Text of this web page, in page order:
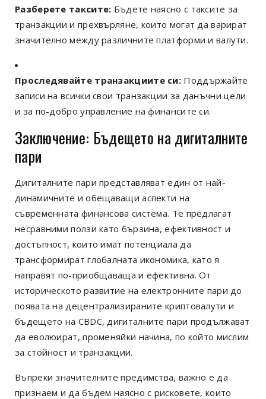
Разберете таксите: Бъдете наясно с таксите за
транзакции и прехвърляне, които могат да варират
значително между различните платформи и валути.
Проследявайте транзакциите си: Поддържайте
записи на всички свои транзакции за данъчни цели
и за по-добро управление на финансите си.
Заключение: Бъдещето на дигиталните
пари
Дигиталните пари представляват един от най-
динамичните и обещаващи аспекти на
съвременната финансова система. Те предлагат
несравними ползи като бързина, ефективност и
достъпност, които имат потенциала да
трансформират глобалната икономика, като я
направят по-приобщаваща и ефективна. От
историческото развитие на електронните пари до
появата на децентрализираните криптовалути и
бъдещето на CBDC, дигиталните пари продължават
да еволюират, променяйки начина, по който мислим
за стойност и транзакции.
Въпреки значителните предимства, важно е да
признаем и да бъдем наясно с рисковете, които